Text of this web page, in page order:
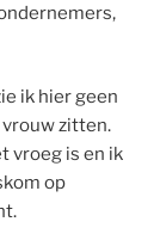
ik hier geen
zitten.
vroeg is en ik
op